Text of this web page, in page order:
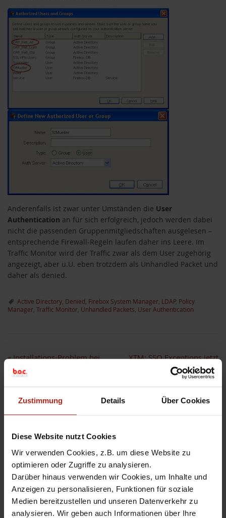
Zustimmung Details Über Cookies
Diese Website nutzt Cookies
Wir verwenden Cookies, z.B. um diese Website zu
optimieren oder Zugriffe zu analysieren.
Darüber hinaus verwenden wir Cookies, um Inhalte und
Anzeigen zu personalisieren, Funktionen für soziale
Medien bereitzustellen und unseren Datenverkehr zu
analysieren. Wir geben auch Informationen über Ihre
Anderenfalls ist zwar unter Umständen die User
Authentication an für sich erfolgreich, jedoch werden dabei
nicht die passenden Gruppenmitgliedschaften ausgelesen –
entsprechende Firewall-Regeln laufen daher ins Leere. Im
Traffic Monitor wird der Traffic zwar als dem User zugehörig
angezeigt, aber u.U. eben trotzdem als Unhandled Packet und
daher als denied.
Active Directory Denied Firebox System Manager LDAP, Policy
Manager Traffic Monitor Unhandled Packets User Authentication
«Installations-Problem bei
WSM 11.3.2
XTM: SSO Exceptions jetzt
auch als Host Range und
Network IP
Hinterlassen Sie einen
Kommentar
Ihre E-Mail-Adressse wird nicht
veröffentlicht. Markierte Felder sind